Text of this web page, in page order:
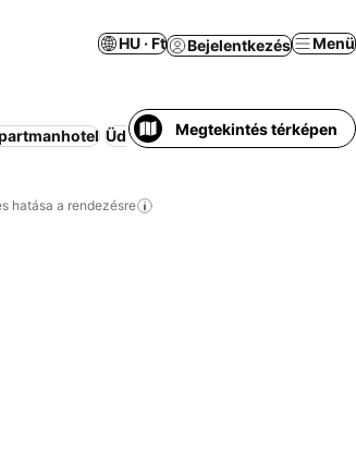
HU · Ft Bejelentkezés Menü
Üdülő WifiMegtekintés térképen
hatása a rendezésre
a kedvencekhez